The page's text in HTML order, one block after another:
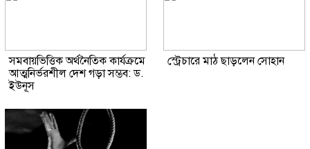
সমবায়ভিত্তিক অর্থনৈতিক কার্যক্রমে
আত্মনির্ভরশীল দেশ গড়া সম্ভব: ড.
ইউনূস
স্ট্রেচারে মাঠ ছাড়লেন সোহান